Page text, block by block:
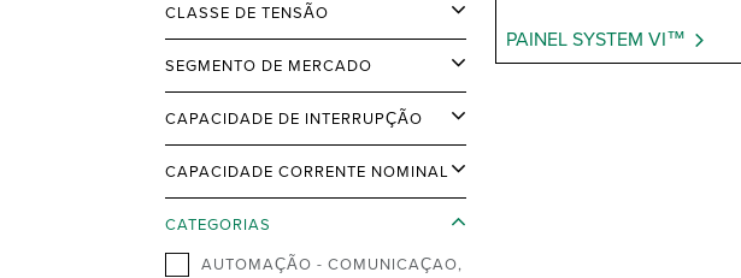
CLASSE DE TENSÃO
SEGMENTO DE MERCADO
CAPACIDADE DE INTERRUPÇÃO
CAPACIDADE CORRENTE NOMINAL
CATEGORIAS
AUTOMAÇÃO - COMUNICAÇAO,
PAINEL SYSTEM VI™